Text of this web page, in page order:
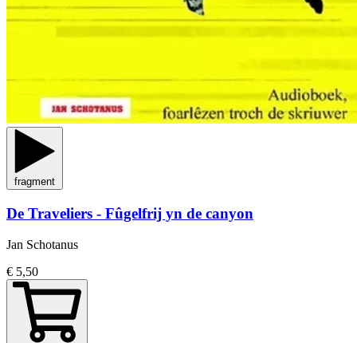
fragment
De Traveliers - Fûgelfrij yn de canyon
Jan Schotanus
€ 5,50